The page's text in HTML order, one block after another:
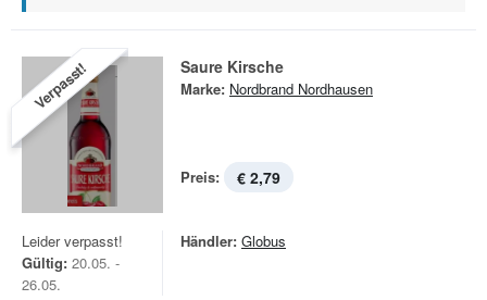
Verpasst! Saure Kirsche
Marke: Nordbrand Nordhausen
Preis: € 2,79
Leider verpasst!
Gültig: 20.05. -
26.05.
Händler: Globus